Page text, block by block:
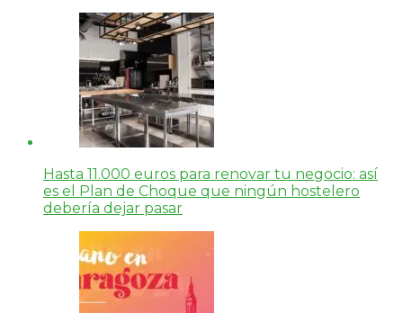
Hasta 11.000 euros para renovar tu negocio: así
es el Plan de Choque que ningún hostelero
debería dejar pasar